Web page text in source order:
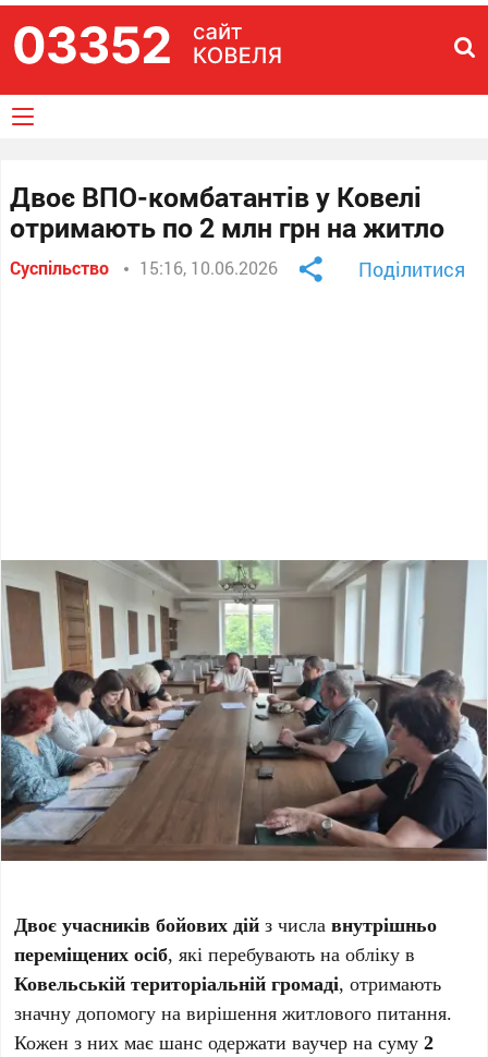
Двоє ВПО-комбатантів у Ковелі
отримають по 2 млн грн на житло
Суспільство 15:16, 10.06.2026 Поділитися
Двоє учасників бойових дій з числавнутрішньо
переміщених осіб, які перебувають на обліку в
Ковельській територіальній громаді, отримають
значну допомогу на вирішення житлового питання.
Кожен з них має шанс одержати ваучер на суму2